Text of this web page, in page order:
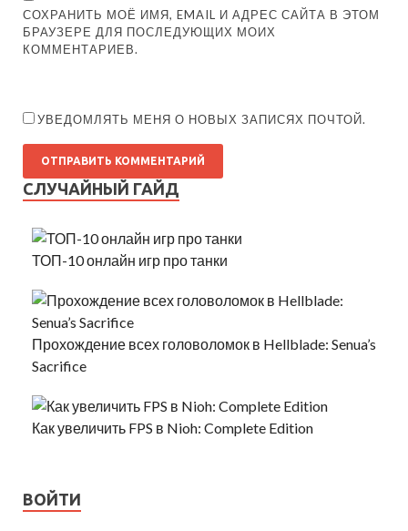
СОХРАНИТЬ МОЁ ИМЯ, EMAIL И АДРЕС САЙТА В ЭТОМ
БРАУЗЕРЕ ДЛЯ ПОСЛЕДУЮЩИХ МОИХ
КОММЕНТАРИЕВ.
УВЕДОМЛЯТЬ МЕНЯ О НОВЫХ ЗАПИСЯХ ПОЧТОЙ.
СЛУЧАЙНЫЙ ГАЙД
ТОП-10 онлайн игр про танки
Прохождение всех головоломок в Hellblade: Senua’s
Sacrifice
Как увеличить FPS в Nioh: Complete Edition
ВОЙТИ